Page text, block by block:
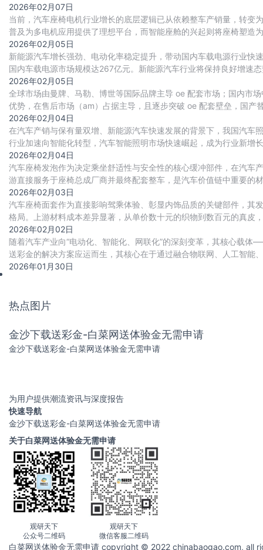
辆，为调角器行业提供了稳固的需求基本
2026年02月07日
当前，汽车座椅电机行业增长的底层逻辑已从依赖整车产销量，转变
普及为多电机应用提供了理想平台，而智能座舱的兴起则将座椅塑造
速向主流车型渗透，带来单车搭载电
2026年02月05日
新能源汽车增长强劲、电动化率稳定提升，带动国内车载电源行业
国内车载电源市场规模达267亿元。新能源汽车行业将保持良好增速
源市场规模将达407
2026年02月05日
全球市场由曼牌、马勒、博世等国际品牌主导 oe 配套市场；国内市
优势，在售后市场（am）占据主导，且逐步突破 oe 配套壁垒，国产
2026年02月04日
在汽车产销与保有量双增、新能源汽车快速发展的背景下，我国汽车
行业加速向智能化转型，汽车智能照明市场快速崛起，成为行业新增
2026年02月04日
汽车座椅发泡作为决定乘坐舒适性与安全性的核心缓冲部件，在汽
游直接服务于座椅总成厂商并最终配套整车，是汽车价值链中重要
超1600万辆）、消费升级（追求极致舒适
2026年02月03日
汽车座椅面套作为直接影响驾乘体验、彰显内饰品质的关键部件，其
格局。上游材料成本差异显著，从单价数十元的织物到数百元的真皮
2026年02月02日
随着汽车产业向“电动化、智能化、网联化”的深刻变革，其核心载
送彩金的解决方案应运而生，其核心在于通过融合物联网、人工智能
支撑产业快速迭代与高质量交付。
2026年01月30日
热点图片
金沙下载送彩金-白菜网送体验金无需申请
金沙下载送彩金-白菜网送体验金无需申请
为用户提供潮流资讯与深度报告
快速导航
金沙下载送彩金-白菜网送体验金无需申请
关于白菜网送体验金无需申请
观研天下
公众号二维码
观研天下
微信客服二维码
白菜网送体验金无需申请 copyright © 2022 chinabaogao.com, all